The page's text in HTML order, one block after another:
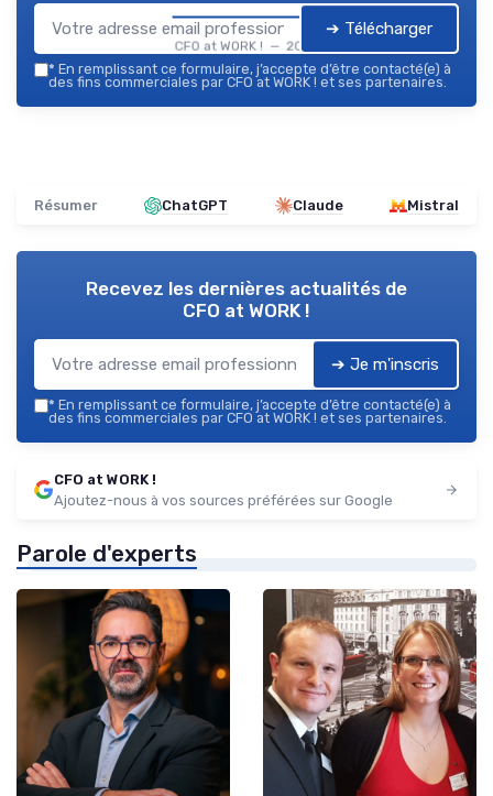
CFO at WORK ! — 2026
➔ Télécharger
* En remplissant ce formulaire, j’accepte d’être contacté(e) à
des fins commerciales par CFO at WORK ! et ses partenaires.
Résumer ChatGPT Claude Mistral
Recevez les dernières actualités de
CFO at WORK !
➔ Je m'inscris
* En remplissant ce formulaire, j’accepte d’être contacté(e) à
des fins commerciales par CFO at WORK ! et ses partenaires.
CFO at WORK !
Ajoutez-nous à vos sources préférées sur Google
Parole d'experts